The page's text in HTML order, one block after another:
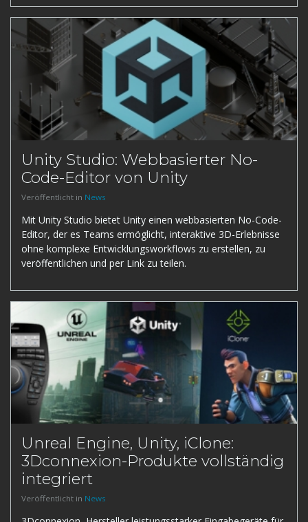
Unity Studio: Webbasierter No-
Code-Editor von Unity
Veröffentlicht in News
Mit Unity Studio bietet Unity einen webbasierten No-Code-
Editor, der es Teams ermöglicht, interaktive 3D-Erlebnisse
ohne komplexe Entwicklungsworkflows zu erstellen, zu
veröffentlichen und per Link zu teilen.
Unreal Engine, Unity, iClone:
3Dconnexion-Produkte vollständig
integriert
Veröffentlicht in News